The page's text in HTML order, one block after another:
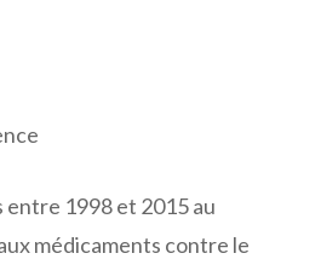
entre 1998 et 2015 au
médicaments contre le